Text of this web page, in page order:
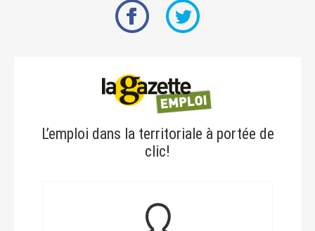
L’emploi dans la territoriale à portée de
clic!